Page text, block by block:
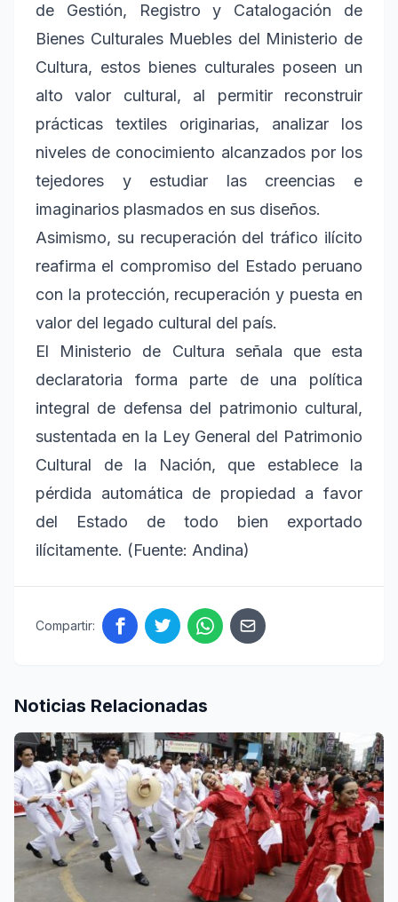
de Gestión, Registro y Catalogación de
Bienes Culturales Muebles del Ministerio de
Cultura, estos bienes culturales poseen un
alto valor cultural, al permitir reconstruir
prácticas textiles originarias, analizar los
niveles de conocimiento alcanzados por los
tejedores y estudiar las creencias e
imaginarios plasmados en sus diseños.
Asimismo, su recuperación del tráfico ilícito
reafirma el compromiso del Estado peruano
con la protección, recuperación y puesta en
valor del legado cultural del país.
El Ministerio de Cultura señala que esta
declaratoria forma parte de una política
integral de defensa del patrimonio cultural,
sustentada en la Ley General del Patrimonio
Cultural de la Nación, que establece la
pérdida automática de propiedad a favor
del Estado de todo bien exportado
ilícitamente. (Fuente: Andina)
Compartir:
Noticias Relacionadas